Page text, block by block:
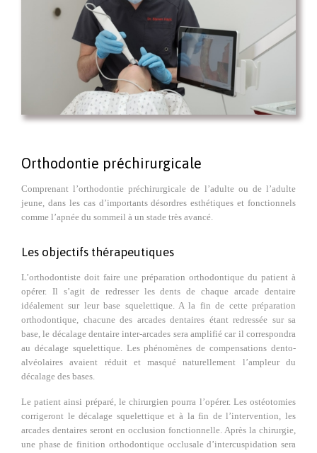
Orthodontie préchirurgicale
Comprenant l’orthodontie préchirurgicale de l’adulte ou de l’adulte
jeune, dans les cas d’importants désordres esthétiques et fonctionnels
comme l’apnée du sommeil à un stade très avancé.
Les objectifs thérapeutiques
L’orthodontiste doit faire une préparation orthodontique du patient à
opérer. Il s’agit de redresser les dents de chaque arcade dentaire
idéalement sur leur base squelettique. A la fin de cette préparation
orthodontique, chacune des arcades dentaires étant redressée sur sa
base, le décalage dentaire inter-arcades sera amplifié car il correspondra
au décalage squelettique. Les phénomènes de compensations dento-
alvéolaires avaient réduit et masqué naturellement l’ampleur du
décalage des bases.
Le patient ainsi préparé, le chirurgien pourra l’opérer. Les ostéotomies
corrigeront le décalage squelettique et à la fin de l’intervention, les
arcades dentaires seront en occlusion fonctionnelle. Après la chirurgie,
une phase de finition orthodontique occlusale d’intercuspidation sera